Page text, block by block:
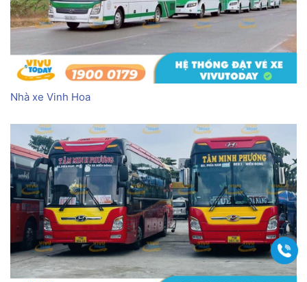
Nhà xe Vinh Hoa